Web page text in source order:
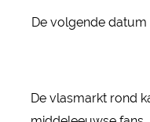
De volgende datum
De vlasmarkt rond